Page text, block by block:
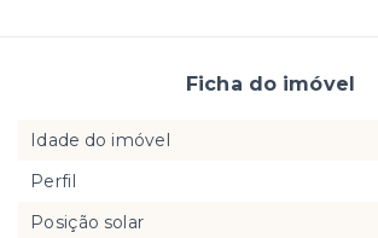
Ficha do imóvel
Idade do imóvel
Perfil
Posição solar